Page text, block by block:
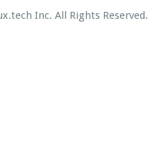
Inc. All Rights Reserved.